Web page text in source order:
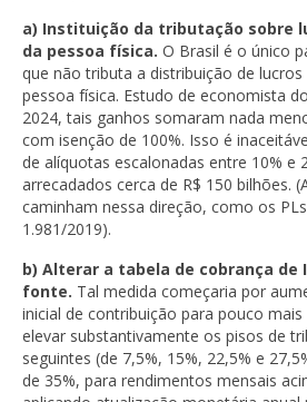
a) Instituição da tributação sobre
da pessoa física. O Brasil é o único
que não tributa a distribuição de
pessoa física. Estudo de economista
2024, tais ganhos somaram nada
com isenção de 100%. Isso é
de alíquotas escalonadas entre 10% e
arrecadados cerca de R$ 150 bilhões.
caminham nessa direção, como os
1.981/2019).
b) Alterar a tabela de cobrança de
fonte. Tal medida começaria por
inicial de contribuição para pouco mais
elevar substantivamente os pisos de
seguintes (de 7,5%, 15%, 22,5% e
de 35%, para rendimentos mensais